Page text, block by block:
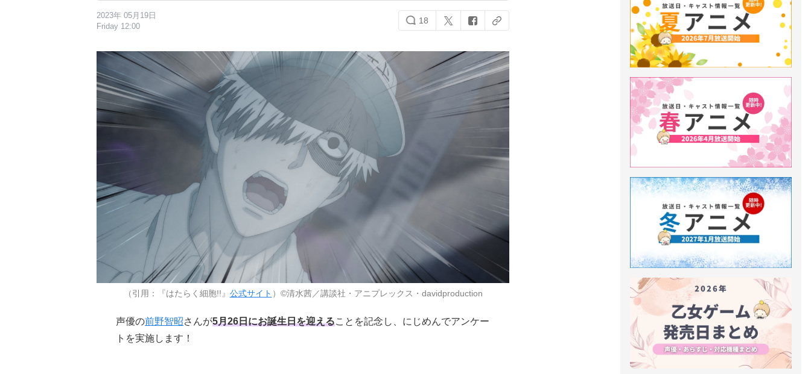
2023年 05月19日
Friday 12:00
18
（引用：『はたらく細胞!!』 公式サイト ）©清水茜／講談社・アニプレックス・davidproduction
声優の前野智昭さんが5月26日にお誕生日を迎えることを記念し、にじめんでアンケー
トを実施します！